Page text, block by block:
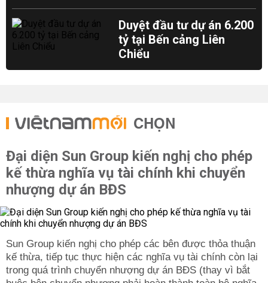
Duyệt đầu tư dự án 6.200
tỷ tại Bến cảng Liên
Chiểu
CHỌN
Đại diện Sun Group kiến nghị cho phép
kế thừa nghĩa vụ tài chính khi chuyển
nhượng dự án BĐS
Sun Group kiến nghị cho phép các bên được thỏa thuận
kế thừa, tiếp tục thực hiện các nghĩa vụ tài chính còn lại
trong quá trình chuyển nhượng dự án BĐS (thay vì bắt